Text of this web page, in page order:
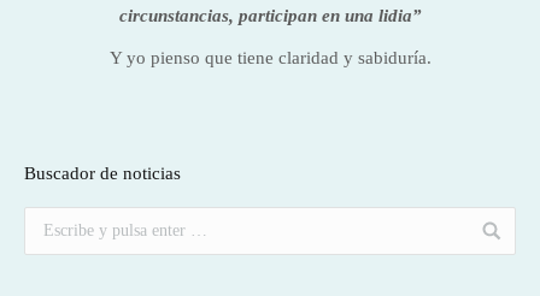
circunstancias, participan en una lidia”
Y yo pienso que tiene claridad y sabiduría.
Buscador de noticias